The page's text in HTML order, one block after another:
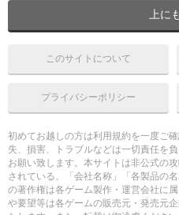
上に
このサイトについて
プライバシーポリシー
初めてお越しの方は利用規約を一度ご
失、損害、トラブルなどは一切責任を
お願い致します。本サイトは非公式の
されている、「会社名称」「各製品の
の著作権は各ゲーム製作・運営会社に
や要望等は各ゲームの販売元・発売元